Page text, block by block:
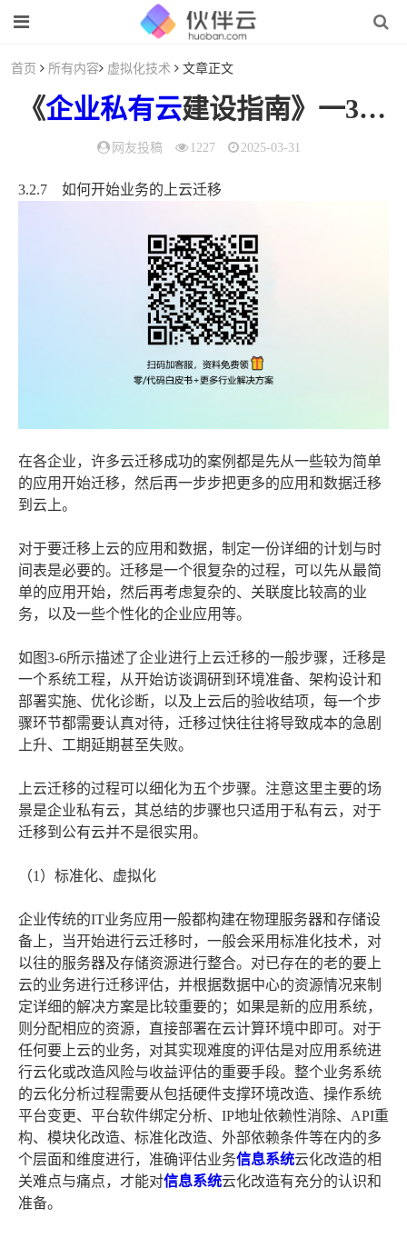
首页 所有内容 虚拟化技术 文章正文
《企业私有云建设指南》一3.2.7 如何开始业务的上云迁移
网友投稿 1227 2025-03-31
3.2.7 如何开始业务的上云迁移
在各企业，许多云迁移成功的案例都是先从一些较为简单
的应用开始迁移，然后再一步步把更多的应用和数据迁移
到云上。
对于要迁移上云的应用和数据，制定一份详细的计划与时
间表是必要的。迁移是一个很复杂的过程，可以先从最简
单的应用开始，然后再考虑复杂的、关联度比较高的业
务，以及一些个性化的企业应用等。
如图3-6所示描述了企业进行上云迁移的一般步骤，迁移是
一个系统工程，从开始访谈调研到环境准备、架构设计和
部署实施、优化诊断，以及上云后的验收结项，每一个步
骤环节都需要认真对待，迁移过快往往将导致成本的急剧
上升、工期延期甚至失败。
上云迁移的过程可以细化为五个步骤。注意这里主要的场
景是企业私有云，其总结的步骤也只适用于私有云，对于
迁移到公有云并不是很实用。
（1）标准化、虚拟化
企业传统的IT业务应用一般都构建在物理服务器和存储设
备上，当开始进行云迁移时，一般会采用标准化技术，对
以往的服务器及存储资源进行整合。对已存在的老的要上
云的业务进行迁移评估，并根据数据中心的资源情况来制
定详细的解决方案是比较重要的；如果是新的应用系统，
则分配相应的资源，直接部署在云计算环境中即可。对于
任何要上云的业务，对其实现难度的评估是对应用系统进
行云化或改造风险与收益评估的重要手段。整个业务系统
的云化分析过程需要从包括硬件支撑环境改造、操作系统
平台变更、平台软件绑定分析、IP地址依赖性消除、API重
构、模块化改造、标准化改造、外部依赖条件等在内的多
个层面和维度进行，准确评估业务信息系统云化改造的相
关难点与痛点，才能对信息系统云化改造有充分的认识和
准备。